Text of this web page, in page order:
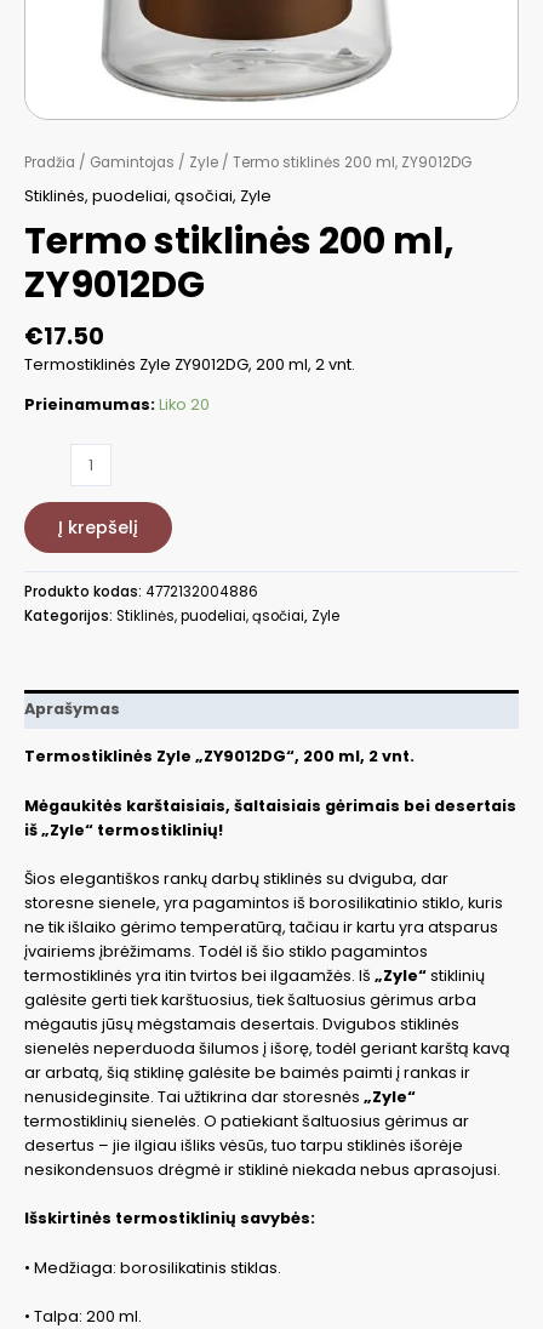
Pradžia / Gamintojas / Zyle / Termo stiklinės 200 ml, ZY9012DG
Stiklinės, puodeliai, ąsočiai, Zyle
Termo stiklinės 200 ml,
ZY9012DG
€17.50
Termostiklinės Zyle ZY9012DG, 200 ml, 2 vnt.
Prieinamumas:Liko 20
produkto
Termo
stiklinės
200
ZY9012DG
Į krepšelį
Produkto kodas: 4772132004886
Kategorijos: Stiklinės, puodeliai, ąsočiai, Zyle
Aprašymas
Termostiklinės Zyle „ZY9012DG“, 200 ml, 2 vnt.
Mėgaukitės karštaisiais, šaltaisiais gėrimais bei desertais
iš „Zyle“ termostiklinių!
Šios elegantiškos rankų darbų stiklinės su dviguba, dar
storesne sienele, yra pagamintos iš borosilikatinio stiklo, kuris
ne tik išlaiko gėrimo temperatūrą, tačiau ir kartu yra atsparus
įvairiems įbrėžimams. Todėl iš šio stiklo pagamintos
termostiklinės yra itin tvirtos bei ilgaamžės. Iš „Zyle“stiklinių
galėsite gerti tiek karštuosius, tiek šaltuosius gėrimus arba
mėgautis jūsų mėgstamais desertais. Dvigubos stiklinės
sienelės neperduoda šilumos į išorę, todėl geriant karštą kavą
ar arbatą, šią stiklinę galėsite be baimės paimti į rankas ir
nenusideginsite. Tai užtikrina dar storesnės „Zyle“
termostiklinių sienelės. O patiekiant šaltuosius gėrimus ar
desertus – jie ilgiau išliks vėsūs, tuo tarpu stiklinės išorėje
nesikondensuos drėgmė ir stiklinė niekada nebus aprasojusi.
Išskirtinės termostiklinių savybės:
• Medžiaga: borosilikatinis stiklas.
• Talpa: 200 ml.